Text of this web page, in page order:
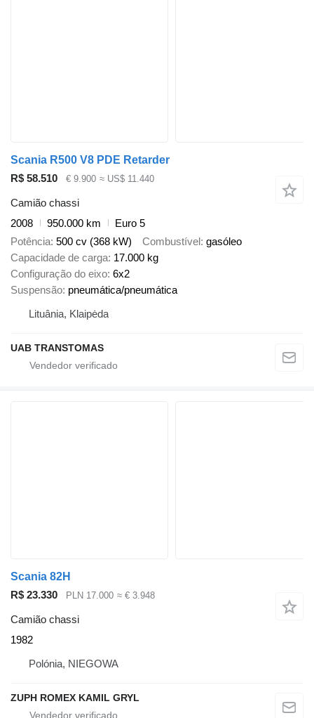
Scania R500 V8 PDE Retarder
R$ 58.510
€ 9.900 ≈ US$ 11.440
Camião chassi
2008
950.000 km
Euro 5
Potência 500 cv (368 kW) Combustível gasóleo
Capacidade de carga 17.000 kg
Configuração do eixo 6x2
Suspensão pneumática/pneumática
Lituânia, Klaipėda
UAB TRANSTOMAS
Scania 82H
R$ 23.330
PLN 17.000 ≈ € 3.948
Camião chassi
1982
Polónia, NIEGOWA
ZUPH ROMEX KAMIL GRYL